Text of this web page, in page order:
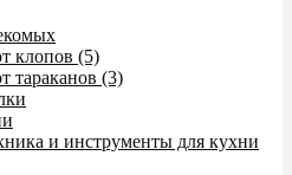
клопов (5)
тараканов (3)
и инструменты для кухни